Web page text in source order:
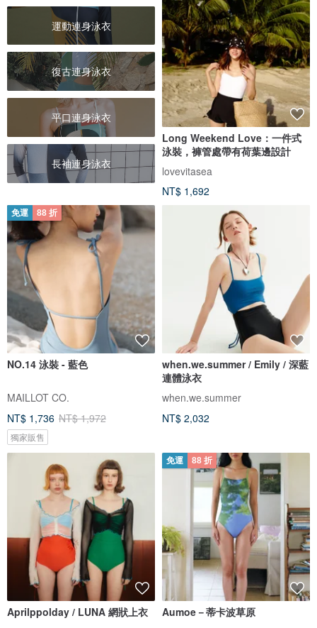
運動連身泳衣
復古連身泳衣
平口連身泳衣
長袖連身泳衣
Long Weekend Love：一件式
泳裝，褲管處帶有荷葉邊設計
lovevitasea
NT$ 1,692
免運 88 折
NO.14 泳裝 - 藍色
MAILLOT CO.
NT$ 1,736 NT$ 1,972
獨家販售
when.we.summer / Emily / 深藍
連體泳衣
when.we.summer
NT$ 2,032
Aprilppolday / LUNA 網狀上衣
免運 88 折
Aumoe－蒂卡波草原